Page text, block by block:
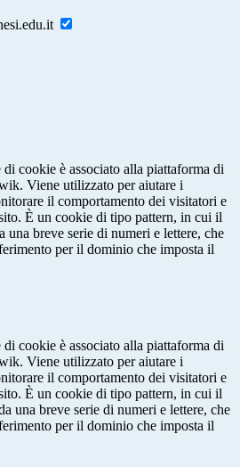
di cookie è associato alla piattaforma di
Viene utilizzato per aiutare i
il comportamento dei visitatori e
È un cookie di tipo pattern, in cui il
una breve serie di numeri e lettere, che
per il dominio che imposta il
di cookie è associato alla piattaforma di
Viene utilizzato per aiutare i
il comportamento dei visitatori e
È un cookie di tipo pattern, in cui il
una breve serie di numeri e lettere, che
per il dominio che imposta il